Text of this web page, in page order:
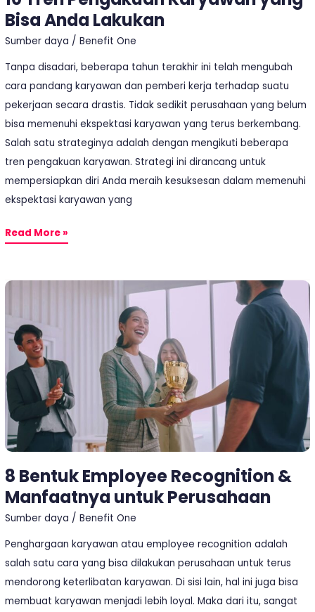
Bisa Anda Lakukan
Sumber daya /Benefit One
Tanpa disadari, beberapa tahun terakhir ini telah mengubah
cara pandang karyawan dan pemberi kerja terhadap suatu
pekerjaan secara drastis. Tidak sedikit perusahaan yang belum
bisa memenuhi ekspektasi karyawan yang terus berkembang.
Salah satu strateginya adalah dengan mengikuti beberapa
tren pengakuan karyawan. Strategi ini dirancang untuk
mempersiapkan diri Anda meraih kesuksesan dalam memenuhi
ekspektasi karyawan yang
Read More »
8 Bentuk Employee Recognition &
Manfaatnya untuk Perusahaan
Sumber daya /Benefit One
Penghargaan karyawan atau employee recognition adalah
salah satu cara yang bisa dilakukan perusahaan untuk terus
mendorong keterlibatan karyawan. Di sisi lain, hal ini juga bisa
membuat karyawan menjadi lebih loyal. Maka dari itu, sangat
8
Employee
Recognition
Manfaatnya
untuk
Perusahaan